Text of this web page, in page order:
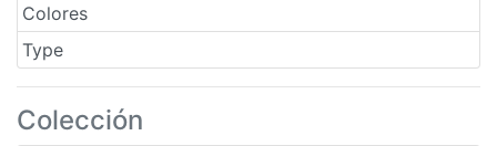
Colores
Type
Colección